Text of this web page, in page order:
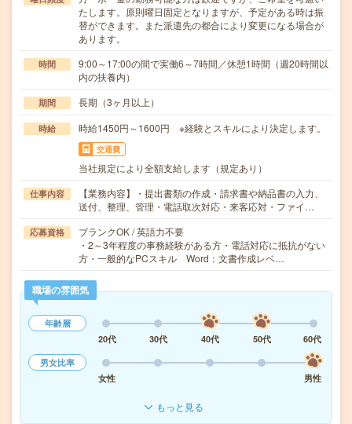
たします。原則曜日固定となりますが、予定がある時は振
替ができます。また派遣先の都合により変更になる場合が
あります。
時間
9:00～17:00の間で実働6～7時間／休憩1時間（週20時間以
内の扶養内）
期間 長期（3ヶ月以上）
時給 時給1450円～1600円 ※経験とスキルにより決定します。
交通費
当社規定により全額支給します（規定あり）
仕事内容
【業務内容】・提出書類の作成・請求書や納品書の入力、
送付、整理、管理・電話取次対応・来客応対・ファイ…
応募資格
ブランクOK / 英語力不要
・2～3年程度の事務経験がある方・電話対応に抵抗がない
方・一般的なPCスキル Word：文書作成レベ…
職場の雰囲気
年齢層
20代
30代 40代 50代
60代
男女比率
女性
男性
もっと見る